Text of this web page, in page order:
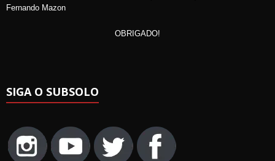
Fernando Mazon
OBRIGADO!
SIGA O SUBSOLO